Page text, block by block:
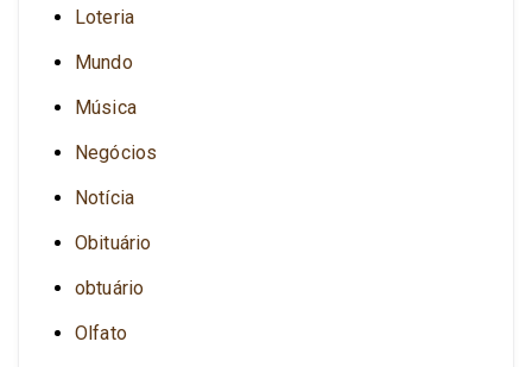
Loteria
Mundo
Música
Negócios
Notícia
Obituário
obtuário
Olfato